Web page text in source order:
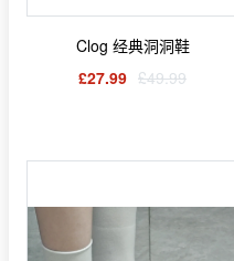
Clog 经典洞洞鞋
£27.99 £49.99